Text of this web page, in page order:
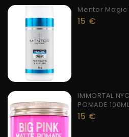
Mentor Magic
15 €
IMMORTAL
POMADE 100ML
15 €